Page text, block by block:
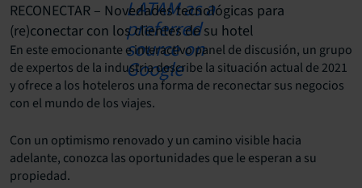
RECONECTAR – Novedades tecnológicas para
(re)conectar con los clientes de su hotel
En este emocionante e interactivo panel de discusión, un grupo
de expertos de la industria describe la situación actual de 2021
y ofrece a los hoteleros una forma de reconectar sus negocios
con el mundo de los viajes.
Con un optimismo renovado y un camino visible hacia
adelante, conozca las oportunidades que le esperan a su
propiedad.